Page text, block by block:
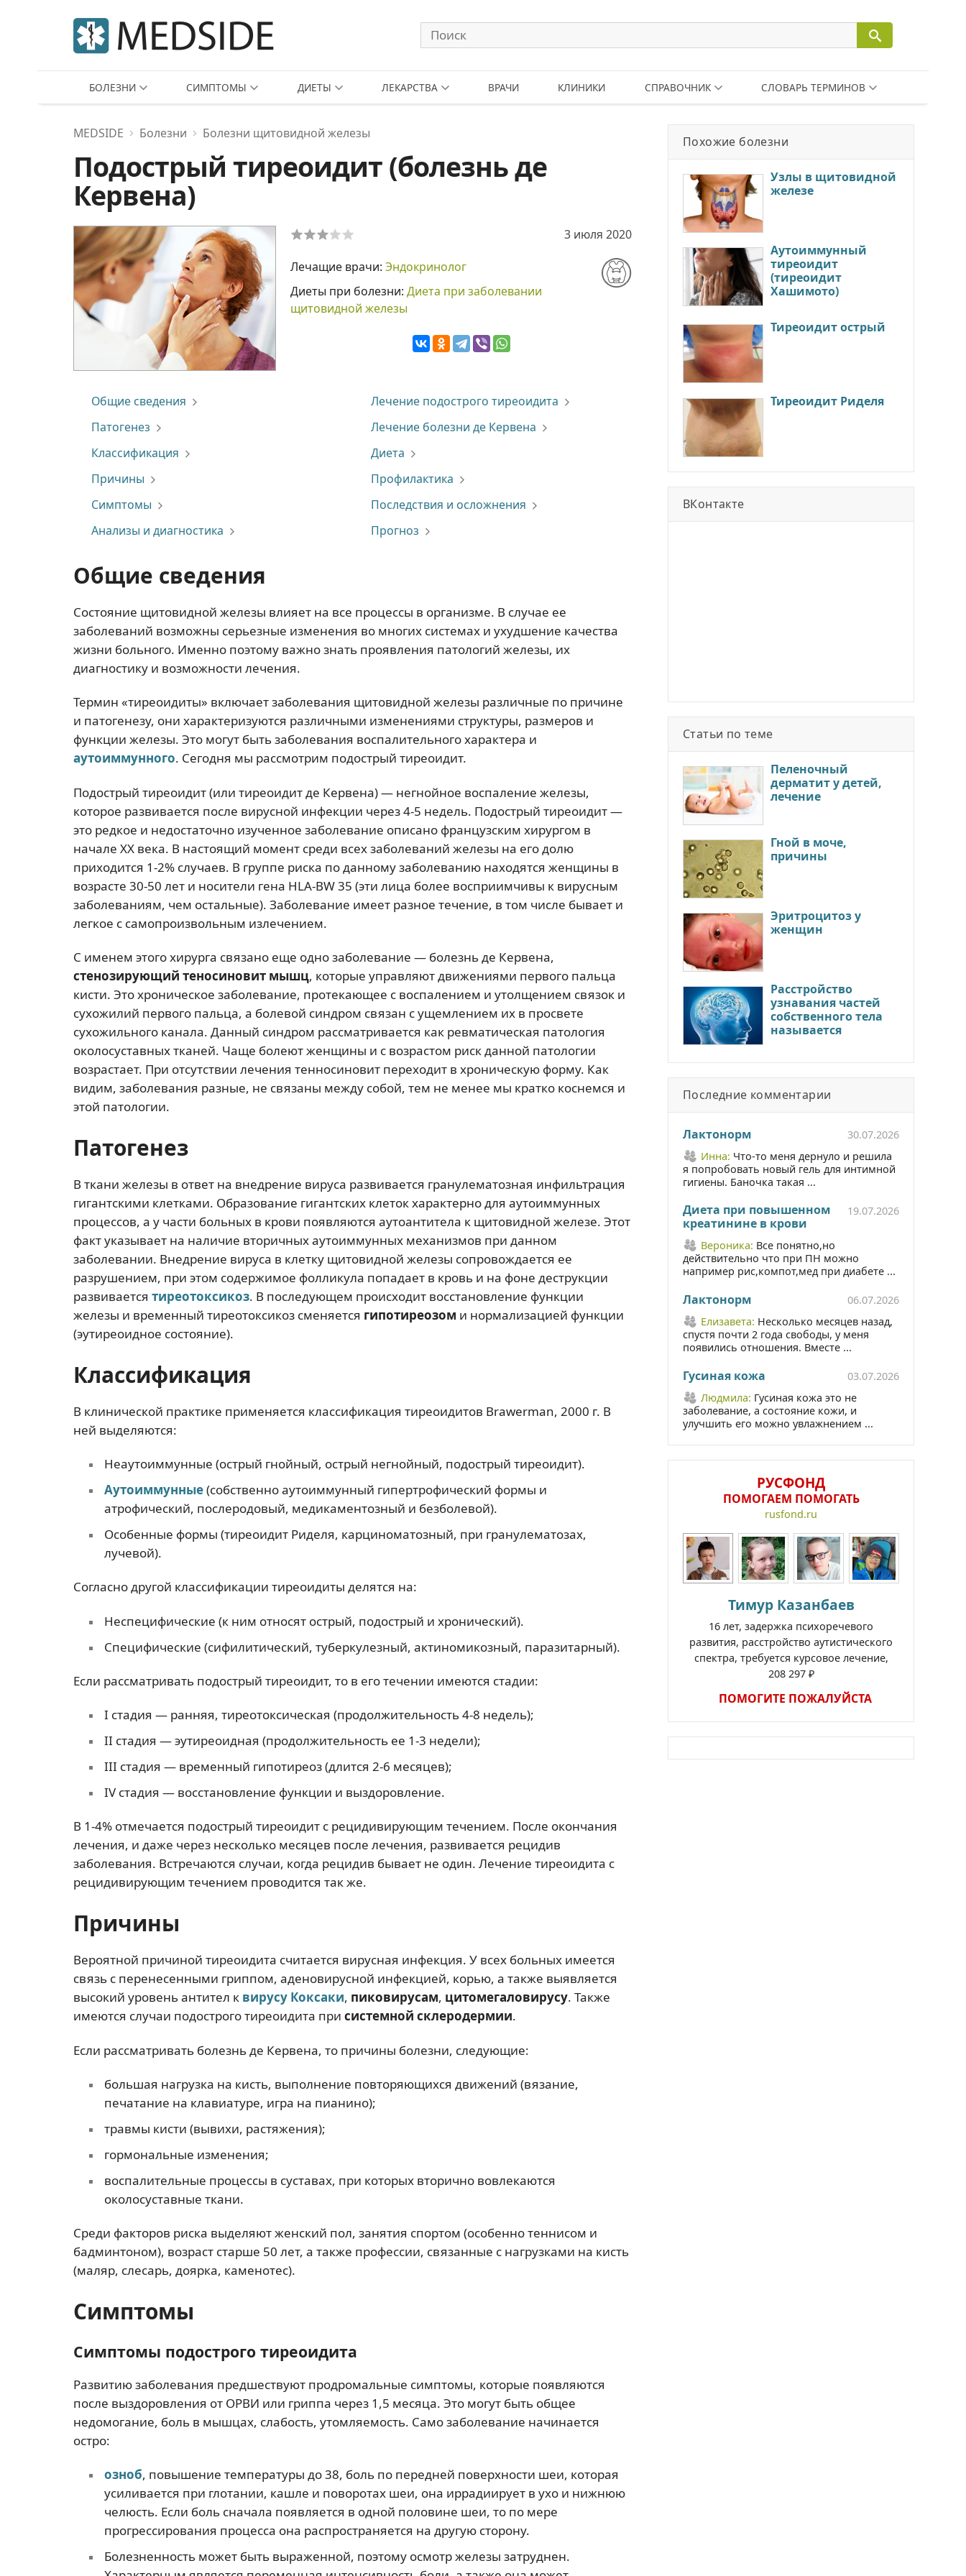
БОЛЕЗНИ СИМПТОМЫ ДИЕТЫ ЛЕКАРСТВА ВРАЧИ КЛИНИКИ СПРАВОЧНИК СЛОВАРЬ ТЕРМИНОВ
MEDSIDE Болезни Болезни щитовидной железы
Подострый тиреоидит (болезнь де
Кервена)
3 июля 2020
Лечащие врачи: Эндокринолог
Диеты при болезни: Диета при заболевании
щитовидной железы
Общие сведения
Патогенез
Классификация
Причины
Симптомы
Анализы и диагностика
Лечение подострого тиреоидита
Лечение болезни де Кервена
Диета
Профилактика
Последствия и осложнения
Прогноз
Общие сведения
Состояние щитовидной железы влияет на все процессы в организме. В случае ее
заболеваний возможны серьезные изменения во многих системах и ухудшение качества
жизни больного. Именно поэтому важно знать проявления патологий железы, их
диагностику и возможности лечения.
Термин «тиреоидиты» включает заболевания щитовидной железы различные по причине
и патогенезу, они характеризуются различными изменениями структуры, размеров и
функции железы. Это могут быть заболевания воспалительного характера и
аутоиммунного. Сегодня мы рассмотрим подострый тиреоидит.
Подострый тиреоидит (или тиреоидит де Кервена) — негнойное воспаление железы,
которое развивается после вирусной инфекции через 4-5 недель. Подострый тиреоидит —
это редкое и недостаточно изученное заболевание описано французским хирургом в
начале ХХ века. В настоящий момент среди всех заболеваний железы на его долю
приходится 1-2% случаев. В группе риска по данному заболеванию находятся женщины в
возрасте 30-50 лет и носители гена HLA-BW 35 (эти лица более восприимчивы к вирусным
заболеваниям, чем остальные). Заболевание имеет разное течение, в том числе бывает и
легкое с самопроизвольным излечением.
С именем этого хирурга связано еще одно заболевание — болезнь де Кервена,
стенозирующий теносиновит мышц, которые управляют движениями первого пальца
кисти. Это хроническое заболевание, протекающее с воспалением и утолщением связок и
сухожилий первого пальца, а болевой синдром связан с ущемлением их в просвете
сухожильного канала. Данный синдром рассматривается как ревматическая патология
околосуставных тканей. Чаще болеют женщины и с возрастом риск данной патологии
возрастает. При отсутствии лечения тенносиновит переходит в хроническую форму. Как
видим, заболевания разные, не связаны между собой, тем не менее мы кратко коснемся и
этой патологии.
Патогенез
В ткани железы в ответ на внедрение вируса развивается гранулематозная инфильтрация
гигантскими клетками. Образование гигантских клеток характерно для аутоиммунных
процессов, а у части больных в крови появляются аутоантитела к щитовидной железе. Этот
факт указывает на наличие вторичных аутоиммунных механизмов при данном
заболевании. Внедрение вируса в клетку щитовидной железы сопровождается ее
разрушением, при этом содержимое фолликула попадает в кровь и на фоне деструкции
развивается тиреотоксикоз. В последующем происходит восстановление функции
железы и временный тиреотоксикоз сменяется гипотиреозом и нормализацией функции
(эутиреоидное состояние).
Классификация
В клинической практике применяется классификация тиреоидитов Brawerman, 2000 г. В
ней выделяются:
Неаутоиммунные (острый гнойный, острый негнойный, подострый тиреоидит).
Аутоиммунные(собственно аутоиммунный гипертрофический формы и
атрофический, послеродовый, медикаментозный и безболевой).
Особенные формы (тиреоидит Риделя, карциноматозный, при гранулематозах,
лучевой).
Согласно другой классификации тиреоидиты делятся на:
Неспецифические (к ним относят острый, подострый и хронический).
Специфические (сифилитический, туберкулезный, актиномикозный, паразитарный).
Если рассматривать подострый тиреоидит, то в его течении имеются стадии:
I стадия — ранняя, тиреотоксическая (продолжительность 4-8 недель);
II стадия — эутиреоидная (продолжительность ее 1-3 недели);
III стадия — временный гипотиреоз (длится 2-6 месяцев);
IV стадия — восстановление функции и выздоровление.
В 1-4% отмечается подострый тиреоидит с рецидивирующим течением. После окончания
лечения, и даже через несколько месяцев после лечения, развивается рецидив
заболевания. Встречаются случаи, когда рецидив бывает не один. Лечение тиреоидита с
рецидивирующим течением проводится так же.
Причины
Вероятной причиной тиреоидита считается вирусная инфекция. У всех больных имеется
связь с перенесенными гриппом, аденовирусной инфекцией, корью, а также выявляется
высокий уровень антител к вирусу Коксаки, пиковирусам, цитомегаловирусу. Также
имеются случаи подострого тиреоидита при системной склеродермии.
Если рассматривать болезнь де Кервена, то причины болезни, следующие:
большая нагрузка на кисть, выполнение повторяющихся движений (вязание,
печатание на клавиатуре, игра на пианино);
травмы кисти (вывихи, растяжения);
гормональные изменения;
воспалительные процессы в суставах, при которых вторично вовлекаются
околосуставные ткани.
Среди факторов риска выделяют женский пол, занятия спортом (особенно теннисом и
бадминтоном), возраст старше 50 лет, а также профессии, связанные с нагрузками на кисть
(маляр, слесарь, доярка, каменотес).
Симптомы
Симптомы подострого тиреоидита
Развитию заболевания предшествуют продромальные симптомы, которые появляются
после выздоровления от ОРВИ или гриппа через 1,5 месяца. Это могут быть общее
недомогание, боль в мышцах, слабость, утомляемость. Само заболевание начинается
остро:
озноб, повышение температуры до 38, боль по передней поверхности шеи, которая
усиливается при глотании, кашле и поворотах шеи, она иррадиирует в ухо и нижнюю
челюсть. Если боль сначала появляется в одной половине шеи, то по мере
прогрессирования процесса она распространяется на другую сторону.
Болезненность может быть выраженной, поэтому осмотр железы затруднен.
Похожие болезни
Узлы в щитовидной
железе
Аутоиммунный
тиреоидит
(тиреоидит
Хашимото)
Тиреоидит острый
Тиреоидит Риделя
ВКонтакте
Статьи по теме
Пеленочный
дерматит у детей,
лечение
Гной в моче,
причины
Эритроцитоз у
женщин
Расстройство
узнавания частей
собственного тела
называется
Последние комментарии
Лактонорм
30.07.2026
Инна: Что-то меня дернуло и решила
я попробовать новый гель для интимной
гигиены. Баночка такая ...
Диета при повышенном
креатинине в крови
19.07.2026
Вероника: Все понятно,но
действительно что при ПН можно
например рис,компот,мед при диабете ...
Лактонорм
06.07.2026
Елизавета: Несколько месяцев назад,
спустя почти 2 года свободы, у меня
появились отношения. Вместе ...
Гусиная кожа
03.07.2026
Людмила: Гусиная кожа это не
заболевание, а состояние кожи, и
улучшить его можно увлажнением ...
РУСФОНД
ПОМОГАЕМ ПОМОГАТЬ
rusfond.ru
Тимур Казанбаев
16 лет, задержка психоречевого
развития, расстройство аутистического
спектра, требуется курсовое лечение,
208 297 ₽
ПОМОГИТЕ ПОЖАЛУЙСТА